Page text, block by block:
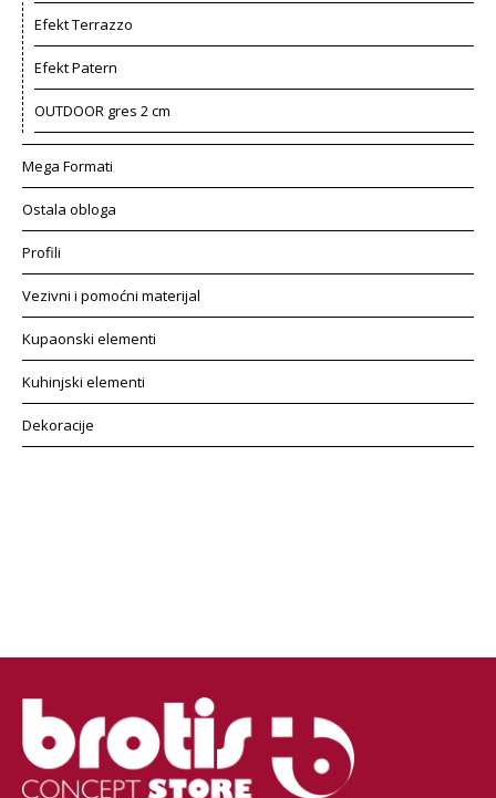
Efekt Terrazzo
Efekt Patern
OUTDOOR gres 2 cm
Mega Formati
Ostala obloga
Profili
Vezivni i pomoćni materijal
Kupaonski elementi
Kuhinjski elementi
Dekoracije